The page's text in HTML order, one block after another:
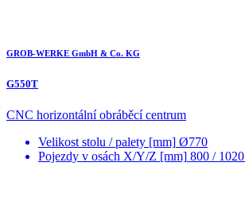
GROB-WERKE GmbH & Co. KG
G550T
CNC horizontální obráběcí centrum
Velikost stolu / palety [mm] Ø770
Pojezdy v osách X/Y/Z [mm] 800 /